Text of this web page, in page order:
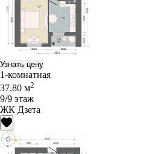
Узнать цену
1-комнатная
37.80 м2
9/9 этаж
ЖК Дзета